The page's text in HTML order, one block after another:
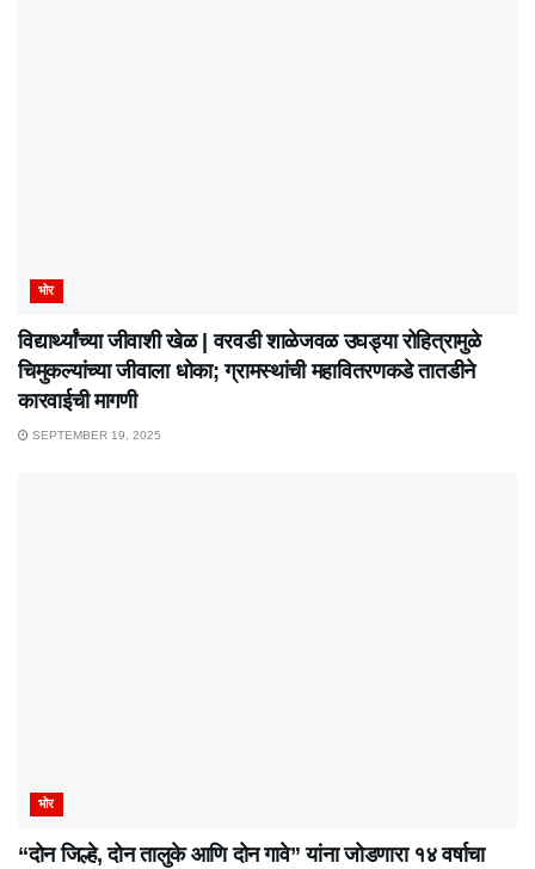
भोर
विद्यार्थ्यांच्या जीवाशी खेळ | वरवडी शाळेजवळ उघड्या रोहित्रामुळे
चिमुकल्यांच्या जीवाला धोका; ग्रामस्थांची महावितरणकडे तातडीने
कारवाईची मागणी
SEPTEMBER 19, 2025
भोर
“दोन जिल्हे, दोन तालुके आणि दोन गावे” यांना जोडणारा १४ वर्षाचा